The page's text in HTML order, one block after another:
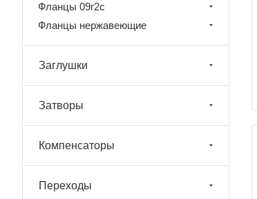
Фланцы 09г2с
Фланцы нержавеющие
Заглушки
Затворы
Компенсаторы
Переходы